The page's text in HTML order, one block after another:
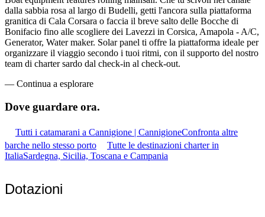
dalla sabbia rosa al largo di Budelli, getti l'ancora sulla piattaforma
granitica di Cala Corsara o faccia il breve salto delle Bocche di
Bonifacio fino alle scogliere dei Lavezzi in Corsica, Amapola - A/C,
Generator, Water maker. Solar panel ti offre la piattaforma ideale per
organizzare il viaggio secondo i tuoi ritmi, con il supporto del nostro
team di charter sardo dal check-in al check-out.
— Continua a esplorare
Dove guardare ora.
Tutti i catamarani a Cannigione | CannigioneConfronta altre
barche nello stesso porto
Tutte le destinazioni charter in
ItaliaSardegna, Sicilia, Toscana e Campania
Dotazioni